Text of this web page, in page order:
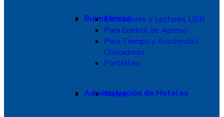
Biométricos
Enroladores y Lectores USB
Para Control de Acceso
Para Tiempo y Asistencia /
Checadores
Portátiles
Administración de Hoteles
Todos